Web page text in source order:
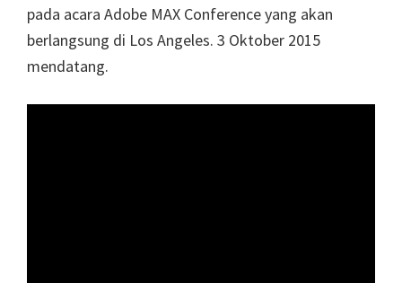
pada acara Adobe MAX Conference yang akan
berlangsung di Los Angeles. 3 Oktober 2015
mendatang.